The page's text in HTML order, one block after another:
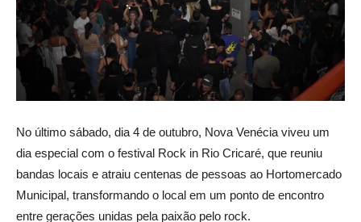
No último sábado, dia 4 de outubro, Nova Venécia viveu um
dia especial com o festival Rock in Rio Cricaré, que reuniu
bandas locais e atraiu centenas de pessoas ao Hortomercado
Municipal, transformando o local em um ponto de encontro
entre gerações unidas pela paixão pelo rock.